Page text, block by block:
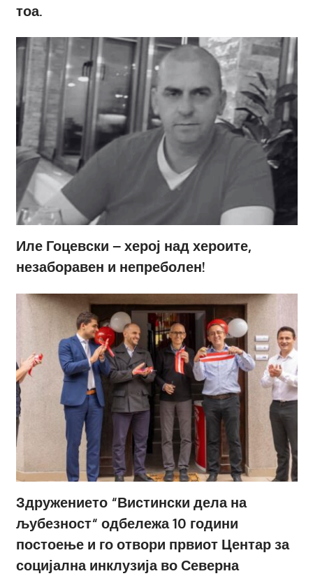
тоа.
Иле Гоцевски – херој над хероите,
незаборавен и непреболен!
Здружението “Вистински дела на
љубезност“ одбележа 10 години
постоење и го отвори првиот Центар за
социјална инклузија во Северна